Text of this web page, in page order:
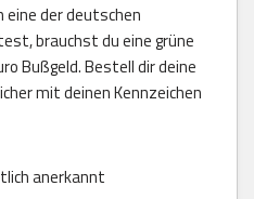
eine der deutschen
brauchst du eine grüne
Bußgeld. Bestell dir deine
mit deinen Kennzeichen
anerkannt